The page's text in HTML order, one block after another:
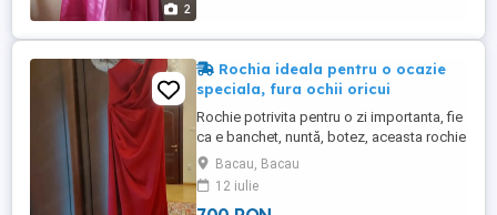
2
Rochia ideala pentru o ocazie
speciala, fura ochii oricui
Rochie potrivita pentru o zi importanta, fie
ca e banchet, nuntă, botez, aceasta rochie
este de departe alegerea perfectă
Bacau, Bacau
12 iulie